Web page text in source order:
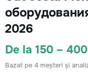
2026
De la 150 –
Bazat pe 4 meșteri și